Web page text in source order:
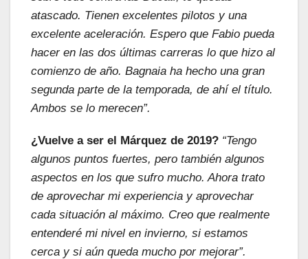
atascado. Tienen excelentes pilotos y una
excelente aceleración. Espero que Fabio pueda
hacer en las dos últimas carreras lo que hizo al
comienzo de año. Bagnaia ha hecho una gran
segunda parte de la temporada, de ahí el título.
Ambos se lo merecen”.
¿Vuelve a ser el Márquez de 2019? “Tengo
algunos puntos fuertes, pero también algunos
aspectos en los que sufro mucho. Ahora trato
de aprovechar mi experiencia y aprovechar
cada situación al máximo. Creo que realmente
entenderé mi nivel en invierno, si estamos
cerca y si aún queda mucho por mejorar”.